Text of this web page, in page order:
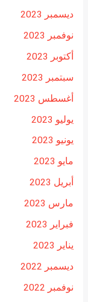
ديسمبر 2023
نوفمبر 2023
أكتوبر 2023
سبتمبر 2023
أغسطس 2023
يوليو 2023
يونيو 2023
مايو 2023
أبريل 2023
مارس 2023
فبراير 2023
يناير 2023
ديسمبر 2022
نوفمبر 2022